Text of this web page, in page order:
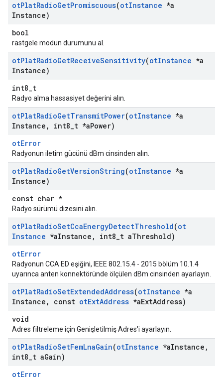
otPlatRadioGetPromiscuous(otInstance *a
Instance)
bool
rastgele modun durumunu al.
otPlatRadioGetReceiveSensitivity(otInstance *a
Instance)
int8_t
Radyo alma hassasiyet değerini alın.
otPlatRadioGetTransmitPower(otInstance *a
Instance , int8 t *aPower)
otError
Radyonun iletim gücünü dBm cinsinden alın.
otPlatRadioGetVersionString(otInstance *a
Instance)
const char *
Radyo sürümü dizesini alın.
otPlatRadioSetCcaEnergyDetectThreshold(ot
Instance *aInstance , int8 t aThreshold)
otError
Radyonun CCA ED eşiğini, IEEE 802.15.4 - 2015 bölüm 10.1.4
uyarınca anten konnektöründe ölçülen dBm cinsinden ayarlayın.
otPlatRadioSetExtendedAddress(otInstance *a
Instance , const otExtAddress *aExtAddress)
void
Adres filtreleme için Genişletilmiş Adres'i ayarlayın.
otPlatRadioSetFemLnaGain(otInstance *aInstance ,
int8 t aGain)
otError